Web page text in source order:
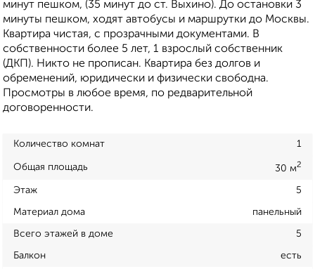
минут пешком, (35 минут до ст. Выхино). До остановки 3
минуты пешком, ходят автобусы и маршрутки до Москвы.
Квартира чистая, с прозрачными документами. В
собственности более 5 лет, 1 взрослый собственник
(ДКП). Никто не прописан. Квартира без долгов и
обременений, юридически и физически свободна.
Просмотры в любое время, по редварительной
договоренности.
Количество комнат 1
Общая площадь 30 м2
Этаж 5
Материал дома панельный
Всего этажей в доме 5
Балкон есть